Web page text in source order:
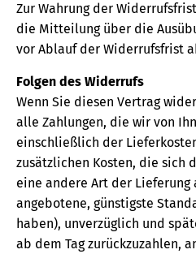
Zur Wahrung der
die Mitteilung über die
vor Ablauf der Widerrufsfrist
Folgen des Widerrufs
Wenn Sie diesen Vertrag
alle Zahlungen, die wir von
einschließlich der
zusätzlichen Kosten, die sich
eine andere Art der Lieferung
angebotene, günstigste
haben), unverzüglich und
ab dem Tag zurückzuzahlen,